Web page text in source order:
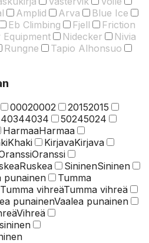
Amplid Arva
Blue Ice
Eb Climbing Fjell
Friction
Equipment Nidecker
Nivia
Rungne
Tapio Alhonsuo
00020002 20152015
40344034 50245024
HarmaaHarmaa
Khaki KirjavaKirjava
Oranssi
Ruskea SininenSininen
punainen
Tumma
Tumma vihreäTumma vihreä
punainenVaalea punainen
Vihreä